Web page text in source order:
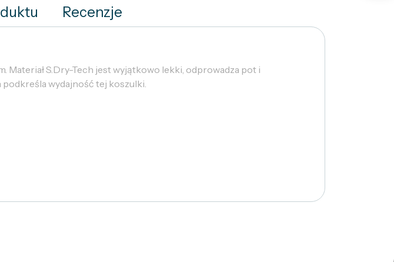
Recenzje
Materiał S.Dry-Tech jest wyjątkowo lekki, odprowadza pot i
wydajność tej koszulki.